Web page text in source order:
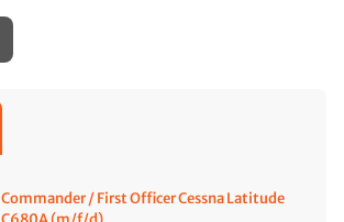
Commander / First Officer Cessna Latitude